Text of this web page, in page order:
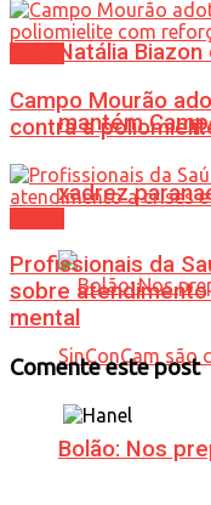
Natália
mantém
xadrez
Bolão: Nos
Campo Mourão
contra a
Profissionais da
sobre
mental
Comente este post